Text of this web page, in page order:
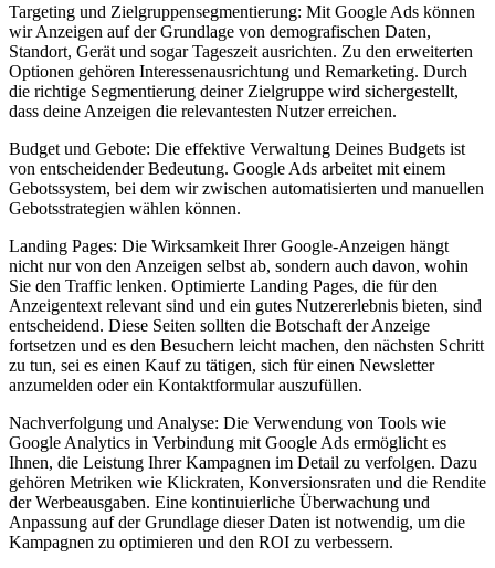
Targeting und Zielgruppensegmentierung: Mit Google Ads können
wir Anzeigen auf der Grundlage von demografischen Daten,
Standort, Gerät und sogar Tageszeit ausrichten. Zu den erweiterten
Optionen gehören Interessenausrichtung und Remarketing. Durch
die richtige Segmentierung deiner Zielgruppe wird sichergestellt,
dass deine Anzeigen die relevantesten Nutzer erreichen.
Budget und Gebote: Die effektive Verwaltung Deines Budgets ist
von entscheidender Bedeutung. Google Ads arbeitet mit einem
Gebotssystem, bei dem wir zwischen automatisierten und manuellen
Gebotsstrategien wählen können.
Landing Pages: Die Wirksamkeit Ihrer Google-Anzeigen hängt
nicht nur von den Anzeigen selbst ab, sondern auch davon, wohin
Sie den Traffic lenken. Optimierte Landing Pages, die für den
Anzeigentext relevant sind und ein gutes Nutzererlebnis bieten, sind
entscheidend. Diese Seiten sollten die Botschaft der Anzeige
fortsetzen und es den Besuchern leicht machen, den nächsten Schritt
zu tun, sei es einen Kauf zu tätigen, sich für einen Newsletter
anzumelden oder ein Kontaktformular auszufüllen.
Nachverfolgung und Analyse: Die Verwendung von Tools wie
Google Analytics in Verbindung mit Google Ads ermöglicht es
Ihnen, die Leistung Ihrer Kampagnen im Detail zu verfolgen. Dazu
gehören Metriken wie Klickraten, Konversionsraten und die Rendite
der Werbeausgaben. Eine kontinuierliche Überwachung und
Anpassung auf der Grundlage dieser Daten ist notwendig, um die
Kampagnen zu optimieren und den ROI zu verbessern.